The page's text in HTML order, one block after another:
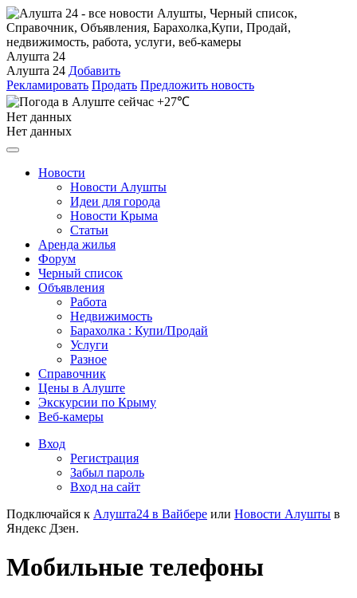
Алушта 24
Алушта 24 Добавить
Рекламировать Продать Предложить новость
+27℃
Нет данных
Нет данных
Новости
Новости Алушты
Идеи для города
Новости Крыма
Статьи
Аренда жилья
Форум
Черный список
Объявления
Работа
Недвижимость
Барахолка : Купи/Продай
Услуги
Разное
Справочник
Цены в Алуште
Экскурсии по Крыму
Веб-камеры
Вход
Регистрация
Забыл пароль
Вход на сайт
Подключайся к Алушта24 в Вайбере или Новости Алушты в
Яндекс Дзен.
Мобильные телефоны